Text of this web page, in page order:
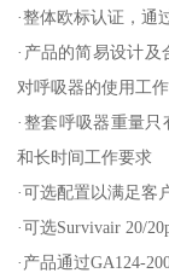
·整体欧标认证，通
·产品的简易设计
对呼吸器的使用工
·整套呼吸器重量
和长时间工作要求
·可选配置以满足客
·可选Survivair 20/
·产品通过GA124-